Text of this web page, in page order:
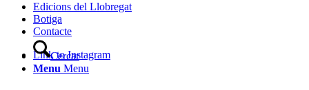
Link to Instagram
Edicions del Llobregat
Botiga
Contacte
Cercar
Menu Menu